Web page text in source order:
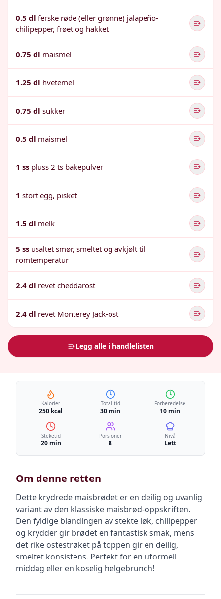
0.5 dl ferske røde (eller grønne) jalapeño-
chilipepper, frøet og hakket
0.75 dl maismel
1.25 dl hvetemel
0.75 dl sukker
0.5 dl maismel
1 ss pluss 2 ts bakepulver
1 stort egg, pisket
1.5 dl melk
5 ss usaltet smør, smeltet og avkjølt til
romtemperatur
2.4 dl revet cheddarost
2.4 dl revet Monterey Jack-ost
Legg alle i handlelisten
Kalorier
250 kcal
Total tid
30 min
Forberedelse
10 min
Steketid
20 min
Porsjoner
8
Nivå
Lett
Om denne retten
Dette krydrede maisbrødet er en deilig og uvanlig
variant av den klassiske maisbrød-oppskriften.
Den fyldige blandingen av stekte løk, chilipepper
og krydder gir brødet en fantastisk smak, mens
det rike ostestrøket på toppen gir en deilig,
smeltet konsistens. Perfekt for en uformell
middag eller en koselig helgebrunch!